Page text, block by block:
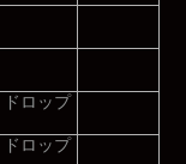
ドロップ
ドロップ